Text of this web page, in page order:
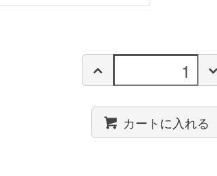
カートに入れる